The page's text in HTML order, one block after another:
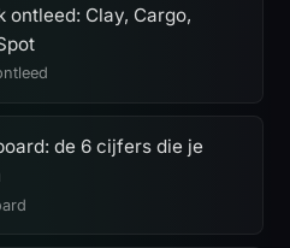
ontleed: Clay, Cargo,
de 6 cijfers die je